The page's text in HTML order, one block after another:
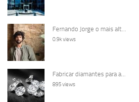
Fernando Jorge o mais alt...
0.9k views
Fabricar diamantes para a...
895 views